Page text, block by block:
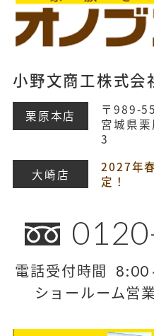
小野文商工株式会
栗原本店
〒989-
宮城県
3
大崎店
2027年
定！
電話受付時間 8:00
ショールーム営